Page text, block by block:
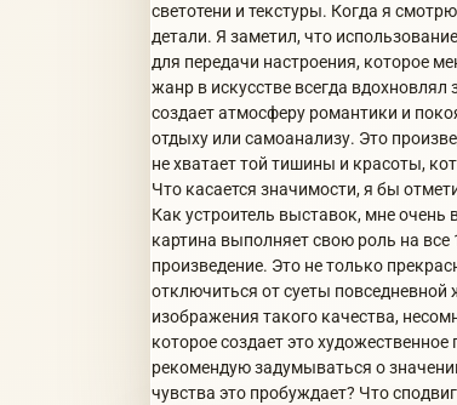
светотени и текстуры. Когда я
детали. Я заметил, что
для передачи настроения, которое
жанр в искусстве всегда
создает атмосферу романтики и
отдыху или самоанализу. Это
не хватает той тишины и красоты,
Что касается значимости, я бы
Как устроитель выставок, мне
картина выполняет свою роль на
произведение. Это не только
отключиться от суеты
изображения такого качества,
которое создает это
рекомендую задумываться о
чувства это пробуждает? Что